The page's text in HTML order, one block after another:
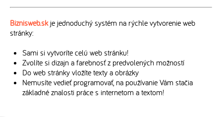
Biznisweb.skje jednoduchý systém na rýchle vytvorenie web
stránky:
Sami si vytvoríte celú web stránku!
Zvolíte si dizajn a farebnosť z predvolených možností
Do web stránky vložíte texty a obrázky
Nemusíte vedieť programovať, na používanie Vám stačia
základné znalosti práce s internetom a textom!